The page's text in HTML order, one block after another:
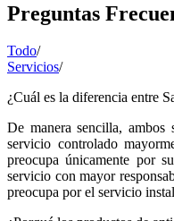
Preguntas
Todo/
Servicios/
¿Cuál es la diferencia entre
De manera sencilla, ambos
servicio controlado
preocupa únicamente por
servicio con mayor
preocupa por el servicio